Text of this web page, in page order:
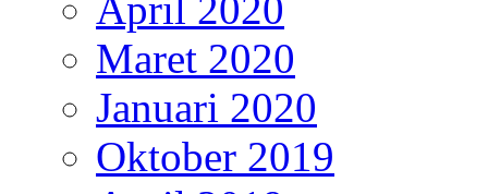
Maret 2020
Januari 2020
Oktober 2019